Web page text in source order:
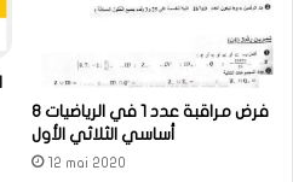
فرض مراقبة عدد 1 في الرياضيات 8
أساسي الثلاثي الأول
12 mai 2020